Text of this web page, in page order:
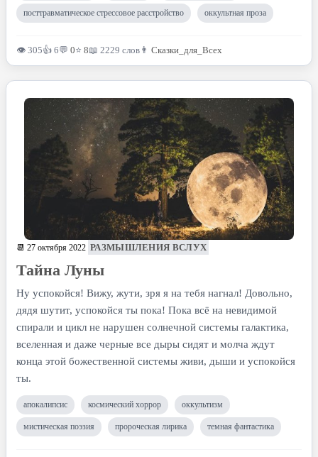
посттравматическое стрессовое расстройство оккультная проза
👁 305👍 6💬 0⭐ 8📖 2229 слов 👨 Сказки_для_Всех
📆 27 октября 2022 РАЗМЫШЛЕНИЯ ВСЛУХ
Тайна Луны
Ну успокойся! Вижу, жути, зря я на тебя нагнал! Довольно,
дядя шутит, успокойся ты пока! Пока всё на невидимой
спирали и цикл не нарушен солнечной системы галактика,
вселенная и даже черные все дыры сидят и молча ждут
конца этой божественной системы живи, дыши и успокойся
ты.
апокалипсис космический хоррор оккультизм
мистическая поэзия пророческая лирика темная фантастика